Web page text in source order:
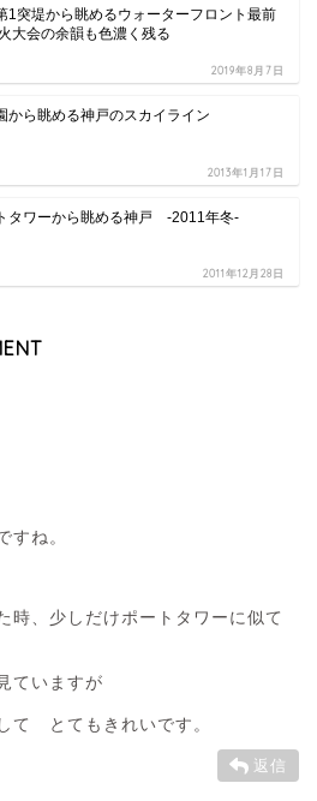
1突堤から眺めるウォーターフロント最前
大会の余韻も色濃く残る
2019年8月7日
から眺める神戸のスカイライン
2013年1月17日
タワーから眺める神戸 -2011年冬-
2011年12月28日
すね。
時、少しだけポートタワーに似て
ていますが
て とてもきれいです。
返信